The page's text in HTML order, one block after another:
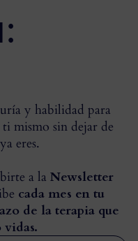
y habilidad para
mismo sin dejar de
eres.
a la Newsletter
cada mes en tu
de la terapia que